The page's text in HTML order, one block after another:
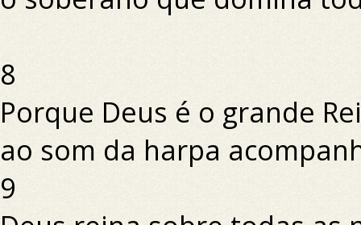
8
Porque Deus é o grande
ao som da harpa
9